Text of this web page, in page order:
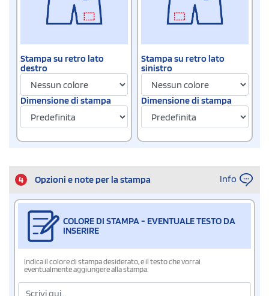
Stampa su retro lato
destro
Dimensione di stampa
Stampa su retro lato
sinistro
Dimensione di stampa
4 Opzioni e note per la stampa Info
COLORE DI STAMPA - EVENTUALE TESTO DA
INSERIRE
Indica il colore di stampa desiderato, e il testo che vorrai
eventualmente aggiungere alla stampa.